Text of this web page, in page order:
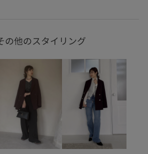
ーとして イージーケア
オフショルダー オフホワイト
カジュアル クッション
シャツ シャツ地
ジャケット ジョーゼット
スタイリング スタイルアップ
の他のスタイリング